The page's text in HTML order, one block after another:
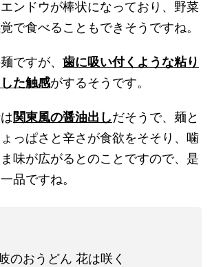
ンドウが棒状になっており、野菜
で食べることもできそうですね。
ですが、 歯に吸い付くような粘り
た触感がするそうです。
関東風の醤油出しだそうで、麺と
っぱさと辛さが食欲をそそり、噛
味が広がるとのことですので、是
品ですね。
のおうどん 花は咲く